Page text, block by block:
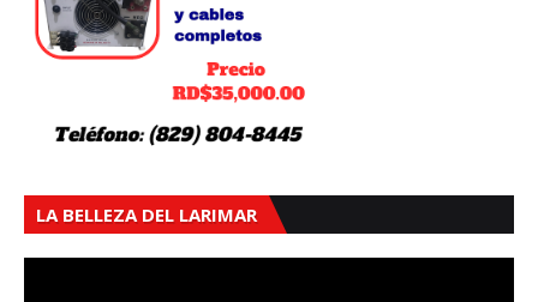
LA BELLEZA DEL LARIMAR